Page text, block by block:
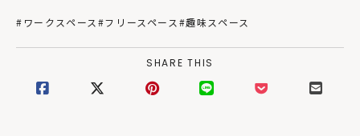
#ワークスペース #フリースペース #趣味スペース
SHARE THIS